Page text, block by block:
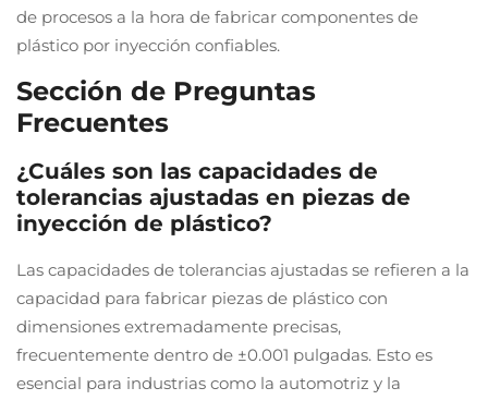
de procesos a la hora de fabricar componentes de
plástico por inyección confiables.
Sección de Preguntas
Frecuentes
¿Cuáles son las capacidades de
tolerancias ajustadas en piezas de
inyección de plástico?
Las capacidades de tolerancias ajustadas se refieren a la
capacidad para fabricar piezas de plástico con
dimensiones extremadamente precisas,
frecuentemente dentro de ±0.001 pulgadas. Esto es
esencial para industrias como la automotriz y la